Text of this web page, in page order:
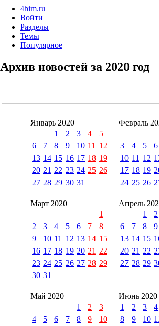
4him.ru
Войти
Разделы
Темы
Популярное
Архив новостей за 2020 год
Январь 2020
1
2 3 4
5
6
7 8 9 10 11
12
13 14 15 16 17 18 19
20 21 22 23 24 25 26
27 28 29 30 31
Февраль
3
4 5 6
10 11 12
17 18 19
24 25 26
Март 2020
1
2
3 4 5 6 7
8
9
10 11 12 13 14 15
16 17 18 19 20 21 22
23 24 25 26 27 28 29
30 31
Апрель
1
2
6
7 8 9
13 14 15
20 21 22
27 28 29
Май 2020
1
2
3
4
5 6 7 8 9
10
Июнь 2020
1
2 3 4
8
9 10